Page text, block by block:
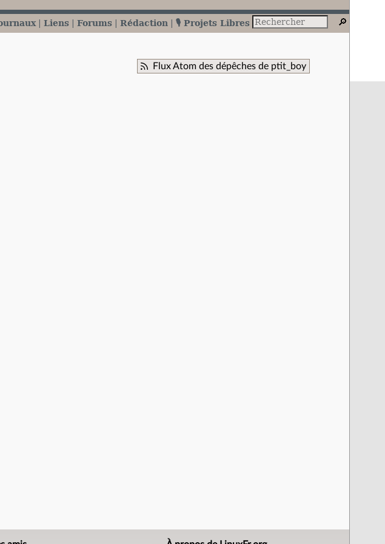
Liens Forums Rédaction 🎙️ Projets Libres
Flux Atom des dépêches de ptit_boy